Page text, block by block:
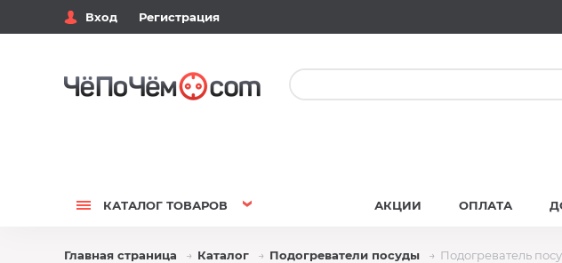
Вход Регистрация
КАТАЛОГ ТОВАРОВ АКЦИИ ОПЛАТА
Главная страница Каталог Подогреватели посуды Подогреватель